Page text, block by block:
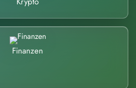
Finanzen